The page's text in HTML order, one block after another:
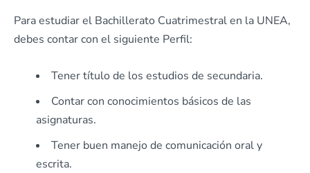
Para estudiar el Bachillerato Cuatrimestral en la UNEA,
debes contar con el siguiente Perfil:
Tener título de los estudios de secundaria.
Contar con conocimientos básicos de las
asignaturas.
Tener buen manejo de comunicación oral y
escrita.